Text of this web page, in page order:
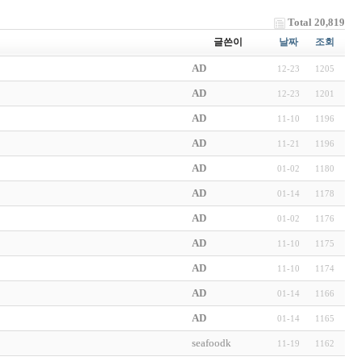
Total 20,819
글쓴이 날짜 조회
AD 12-23 1205
AD 12-23 1201
AD 11-10 1196
AD 11-21 1196
AD 01-02 1180
AD 01-14 1178
AD 01-02 1176
AD 11-10 1175
AD 11-10 1174
AD 01-14 1166
AD 01-14 1165
seafoodk 11-19 1162